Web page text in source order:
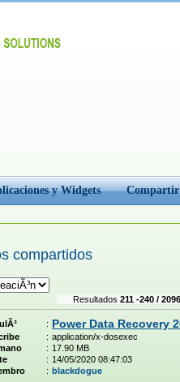
y Widgets
compartidos
Resultados 211 -240 /
: Power Data Recovery
: application/x-dosexec
: 17.90 MB
: 14/05/2020 08:47:03
: blackdogue